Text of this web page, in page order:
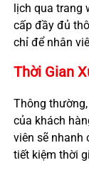
lịch qua trang
cấp đầy đủ
chỉ để nhân
Thời Gian
Thông
của khách
viên sẽ nhanh
tiết kiệm thời